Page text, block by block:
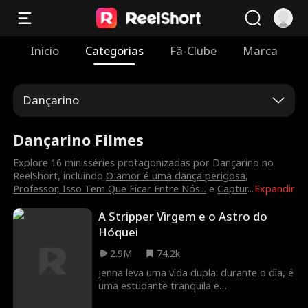
Início Categorias Fã-Clube Marca
Dançarino
Dançarino Filmes
Expandir
Explore 16 minisséries protagonizadas por Dançarino no
ReelShort, incluindoO amor é uma dança perigosa,
Professor, Isso Tem Que Ficar Entre Nós... eCaptur...
A Stripper Virgem e o Astro do
Hóquei
2.9M
74.2k
Jenna leva uma vida dupla: durante o dia, é
uma estudante tranquila e